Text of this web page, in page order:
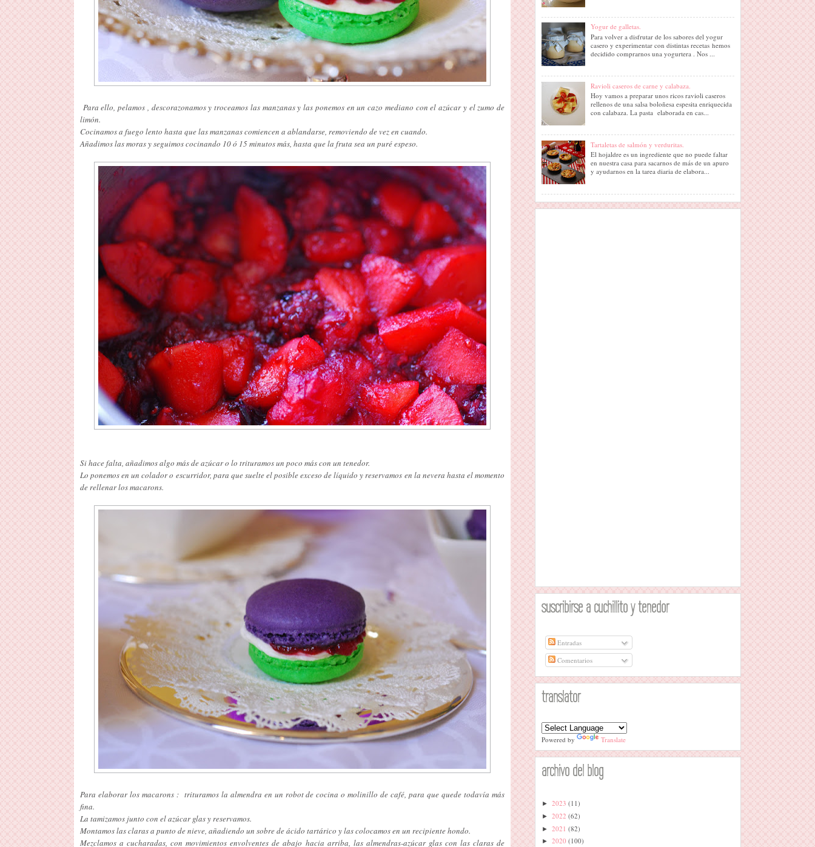
Para ello, pelamos , descorazonamos y troceamos las manzanas y las ponemos en un cazo mediano con el azúcar y el zumo de
limón.
Cocinamos a fuego lento hasta que las manzanas comiencen a ablandarse, removiendo de vez en cuando.
Añadimos las moras y seguimos cocinando 10 ó 15 minutos más, hasta que la fruta sea un puré espeso.
Si hace falta, añadimos algo más de azúcar o lo trituramos un poco más con un tenedor.
Lo ponemos en un colador o escurridor, para que suelte el posible exceso de líquido y reservamos en la nevera hasta el momento
de rellenar los macarons.
Para elaborar los macarons : trituramos la almendra en un robot de cocina o molinillo de café, para que quede todavía más
fina.
La tamizamos junto con el azúcar glas y reservamos.
Montamos las claras a punto de nieve, añadiendo un sobre de ácido tartárico y las colocamos en un recipiente hondo.
Mezclamos a cucharadas, con movimientos envolventes de abajo hacia arriba, las almendras-azúcar glas con las claras de
Yogur de galletas.
Para volver a disfrutar de los sabores del yogur
casero y experimentar con distintas recetas hemos
decidido comprarnos una yogurtera . Nos ...
Ravioli caseros de carne y calabaza.
Hoy vamos a preparar unos ricos ravioli caseros
rellenos de una salsa boloñesa espesita enriquecida
con calabaza. La pasta elaborada en cas...
Tartaletas de salmón y verduritas.
El hojaldre es un ingrediente que no puede faltar
en nuestra casa para sacarnos de más de un apuro
y ayudarnos en la tarea diaria de elabora...
suscribirse a cuchillito y tenedor
Entradas
Comentarios
translator
Powered by Translate
archivo del blog
► 2023 (11)
► 2022 (62)
► 2021 (82)
► 2020 (100)